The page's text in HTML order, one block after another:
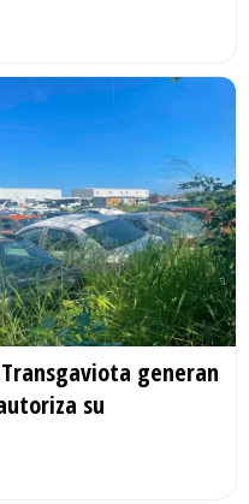
generan
su